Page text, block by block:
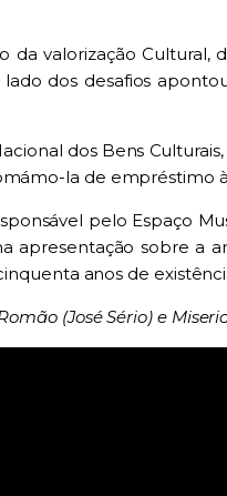
valorização Cultural,
dos desafios
dos Bens
la de empréstimo
pelo Espaço
apresentação sobre
anos de
(José Sério) e